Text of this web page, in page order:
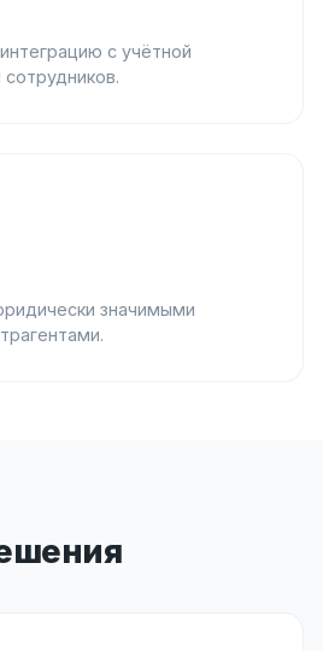
с учётной
значимыми